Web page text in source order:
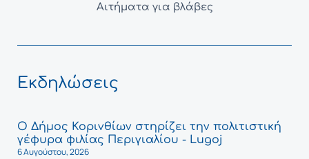
Αιτήματα για βλάβες
Εκδηλώσεις
Ο Δήμος Κορινθίων στηρίζει την πολιτιστική
γέφυρα φιλίας Περιγιαλίου - Lugoj
6 Αυγούστου, 2026